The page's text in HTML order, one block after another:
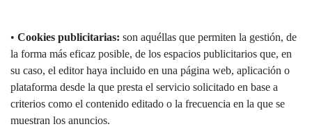
• Cookies publicitarias: son aquéllas que permiten la gestión, de
la forma más eficaz posible, de los espacios publicitarios que, en
su caso, el editor haya incluido en una página web, aplicación o
plataforma desde la que presta el servicio solicitado en base a
criterios como el contenido editado o la frecuencia en la que se
muestran los anuncios.